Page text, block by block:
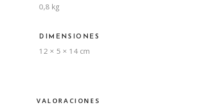
0,8 kg
DIMENSIONES
12 × 5 × 14 cm
VALORACIONES